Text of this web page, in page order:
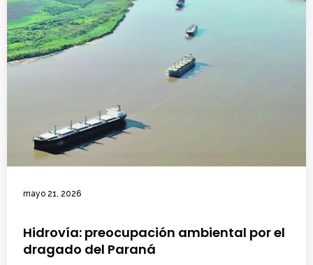
mayo 21, 2026
Hidrovía: preocupación ambiental por el
dragado del Paraná